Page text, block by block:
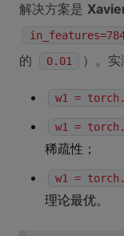
解决方案是
的
0.01 ）。实
w1 =
w1 =
稀疏性；
w1 =
理论最优。